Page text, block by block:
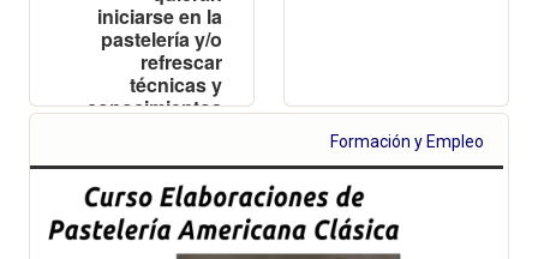
iniciarse en la
pastelería y/o
refrescar
técnicas y
conocimientos
Formación y Empleo